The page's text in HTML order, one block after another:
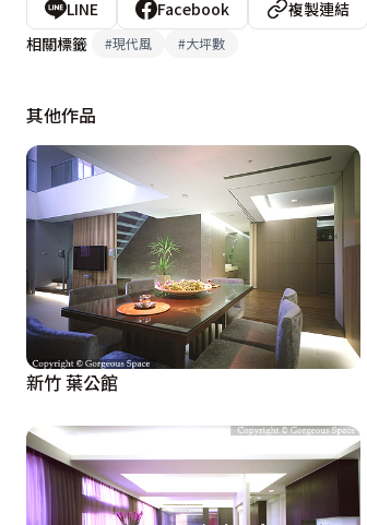
俬，彰顯跳色、活潑主題的效果，例如帶有
LINE Facebook 複製連結
相關標籤
#現代風 #大坪數
其他作品
新竹 葉公館